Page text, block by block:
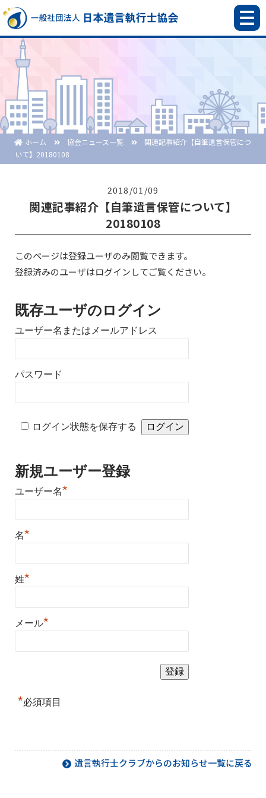
ホーム 協会ニュース一覧
関連記事紹介【自筆遺言保管につ
いて】20180108
2018/01/09
関連記事紹介【自筆遺言保管について】
20180108
このページは登録ユーザのみ閲覧できます。
登録済みのユーザはログインしてご覧ください。
既存ユーザのログイン
ユーザー名またはメールアドレス
パスワード
ログイン状態を保存する
新規ユーザー登録
ユーザー名*
名*
姓*
メール*
*必須項目
遺言執行士クラブからのお知らせ一覧に戻る